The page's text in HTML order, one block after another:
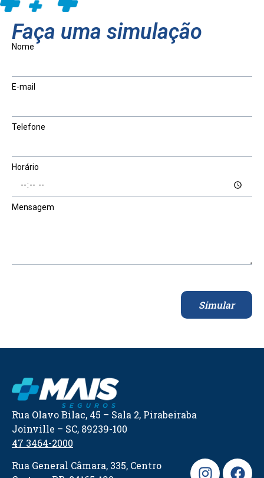
Faça uma simulação
Nome
E-mail
Telefone
Horário
Mensagem
Simular
Rua Olavo Bilac, 45 – Sala 2, Pirabeiraba
Joinville – SC, 89239-100
47 3464-2000
Rua General Câmara, 335, Centro